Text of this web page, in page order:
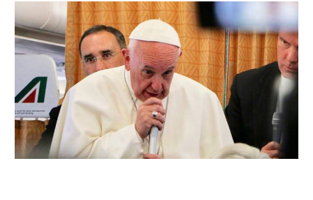
Arzobispado
de
Caracas
lamenta
reacciones
injustas
contra
el
Papa